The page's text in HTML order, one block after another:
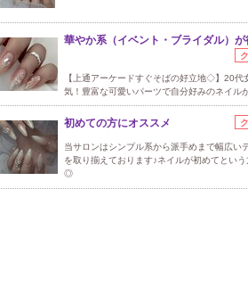
華やか系（イベント・ブライダル）が
【上通アーケードすぐそばの好立地◇】20代
気！豊富な可愛いパーツで自分好みのネイル
初めての方にオススメ
当サロンはシンプル系から派手めまで幅広い
を取り揃えております♪ネイルが初めてとい
◎